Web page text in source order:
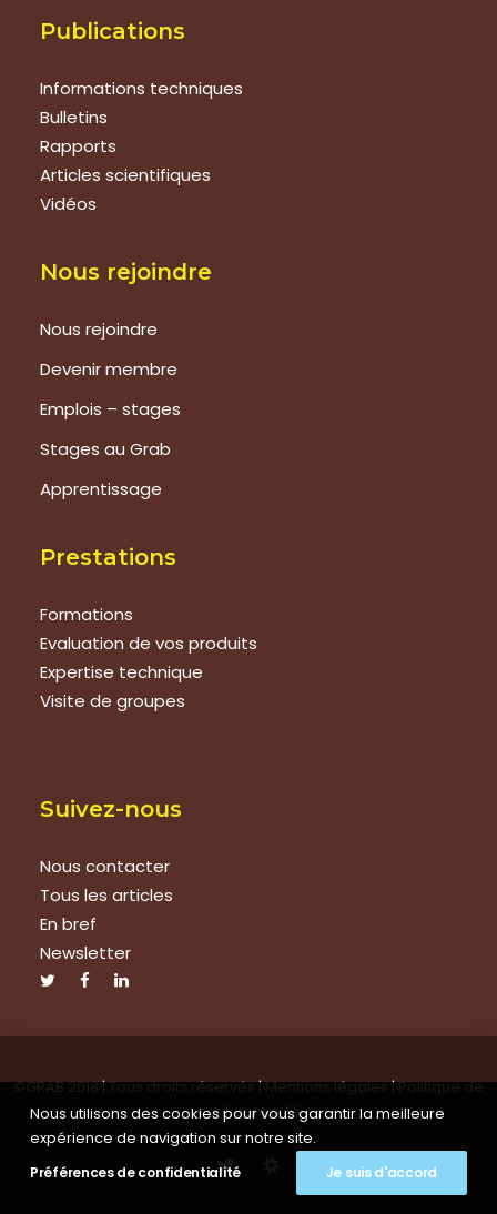
Publications
Informations techniques
Bulletins
Rapports
Articles scientifiques
Vidéos
Nous rejoindre
Nous rejoindre
Devenir membre
Emplois – stages
Stages au Grab
Apprentissage
Prestations
Formations
Evaluation de vos produits
Expertise technique
Visite de groupes
Suivez-nous
Nous contacter
Tous les articles
En bref
Newsletter
©GRAB 2018 | Tous droits réservés |Mentions légales|Politique de
confidentialité
Nous utilisons des cookies pour vous garantir la meilleure
expérience de navigation sur notre site.
Préférences de confidentialité Je suis d'accord